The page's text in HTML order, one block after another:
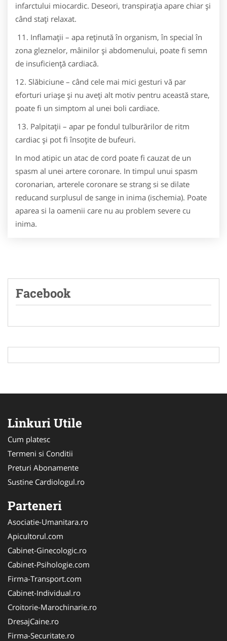
infarctului miocardic. Deseori, transpiraţia apare chiar şi
când staţi relaxat.
11. Inflamaţii – apa reţinută în organism, în special în
zona gleznelor, mâinilor şi abdomenului, poate fi semn
de insuficienţă cardiacă.
12. Slăbiciune – când cele mai mici gesturi vă par
eforturi uriaşe şi nu aveţi alt motiv pentru această stare,
poate fi un simptom al unei boli cardiace.
13. Palpitaţii – apar pe fondul tulburărilor de ritm
cardiac şi pot fi însoţite de bufeuri.
In mod atipic un atac de cord poate fi cauzat de un
spasm al unei artere coronare. In timpul unui spasm
coronarian, arterele coronare se strang si se dilate
reducand surplusul de sange in inima (ischemia). Poate
aparea si la oamenii care nu au problem severe cu
inima.
Facebook
Linkuri Utile
Cum platesc
Termeni si Conditii
Preturi Abonamente
Sustine Cardiologul.ro
Parteneri
Asociatie-Umanitara.ro
Apicultorul.com
Cabinet-Ginecologic.ro
Cabinet-Psihologie.com
Firma-Transport.com
Cabinet-Individual.ro
Croitorie-Marochinarie.ro
DresajCaine.ro
Firma-Securitate.ro